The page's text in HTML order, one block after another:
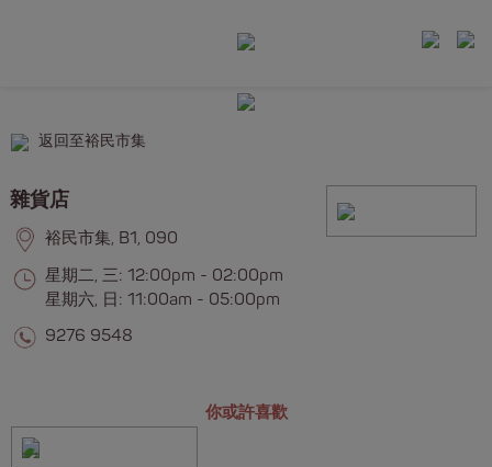
返回至裕民市集
雜貨店
裕民市集, B1, 090
星期二, 三: 12:00pm - 02:00pm
星期六, 日: 11:00am - 05:00pm
9276 9548
你或許喜歡